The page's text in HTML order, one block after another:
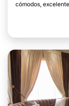
cómodos,